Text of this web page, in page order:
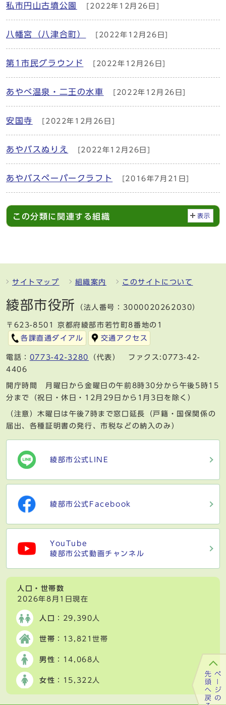
私市円山古墳公園 [2022年12月26日]
八幡宮（八津合町） [2022年12月26日]
第1市民グラウンド [2022年12月26日]
あやべ温泉・二王の水車 [2022年12月26日]
安国寺 [2022年12月26日]
あやバスぬりえ [2022年12月26日]
あやバスペーパークラフト [2016年7月21日]
この分類に関連する組織 表示
サイトマップ 組織案内 このサイトについて
綾部市役所 （法人番号：3000020262030）
〒623-8501 京都府綾部市若竹町8番地の1
各課直通ダイアル
交通アクセス
電話： 0773-42-3280
（代表） ファクス:0773-42-
4406
開庁時間 月曜日から金曜日の午前8時30分から午後5時15
分まで（祝日・休日・12月29日から1月3日を除く）
（注意）木曜日は午後7時まで窓口延長（戸籍・国保関係の
届出、各種証明書の発行、市税などの納入のみ）
綾部市公式LINE
綾部市公式Facebook
YouTube
綾部市公式動画チャンネル
人口・世帯数
2026年8月1日現在
人口 ：29,390人
世帯 ：13,821世帯
男性 ：14,068人
女性 ：15,322人